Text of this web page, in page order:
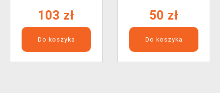
103 zł
Do koszyka
50 zł
Do koszyka